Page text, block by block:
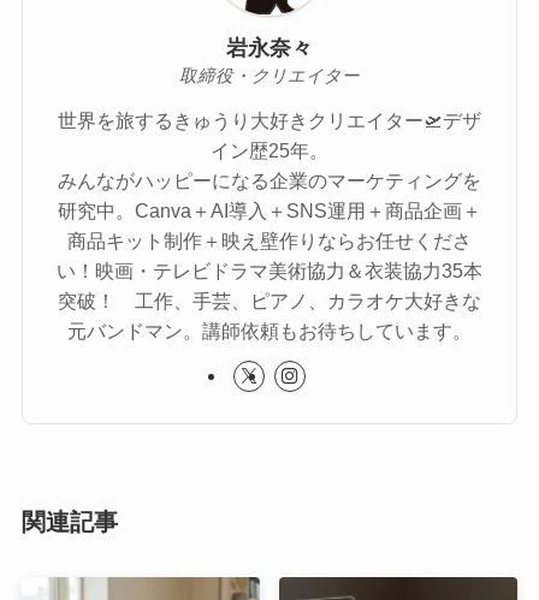
岩永奈々
取締役・クリエイター
世界を旅するきゅうり大好きクリエイター🛫デザ
イン歴25年。
みんながハッピーになる企業のマーケティングを
研究中。Canva＋AI導入＋SNS運用＋商品企画＋
商品キット制作＋映え壁作りならお任せくださ
い！映画・テレビドラマ美術協力＆衣装協力35本
突破！ 工作、手芸、ピアノ、カラオケ大好きな
元バンドマン。講師依頼もお待ちしています。
関連記事